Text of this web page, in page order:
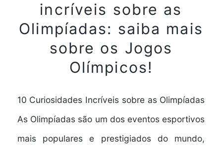
incríveis sobre as
Olimpíadas: saiba mais
sobre os Jogos
Olímpicos!
10 Curiosidades Incríveis sobre as Olimpíadas
As Olimpíadas são um dos eventos esportivos
mais populares e prestigiados do mundo,